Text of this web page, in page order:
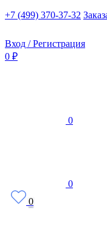
+7 (499) 370-37-32
Вход / Регистрация
0 ₽
0
0
0